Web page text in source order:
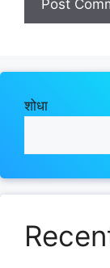
शोधा